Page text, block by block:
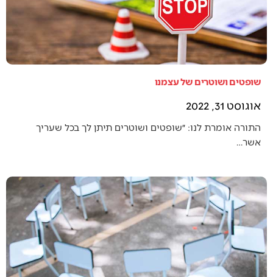
שופטים ושוטרים של עצמנו
אוגוסט 31, 2022
התורה אומרת לנו: ״שופטים ושוטרים תיתן לך בכל שעריך
אשר…